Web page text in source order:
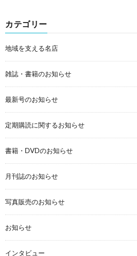
カテゴリー
地域を支える名店
雑誌・書籍のお知らせ
最新号のお知らせ
定期購読に関するお知らせ
書籍・DVDのお知らせ
月刊誌のお知らせ
写真販売のお知らせ
お知らせ
インタビュー